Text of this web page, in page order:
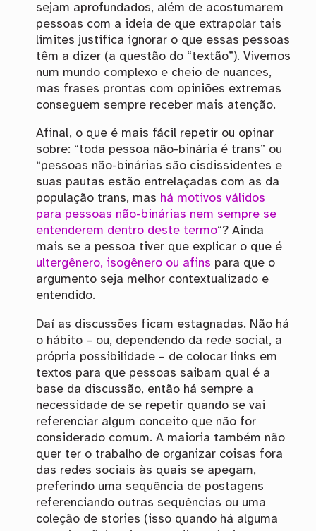
sejam aprofundados, além de acostumarem
pessoas com a ideia de que extrapolar tais
limites justifica ignorar o que essas pessoas
têm a dizer (a questão do “textão”). Vivemos
num mundo complexo e cheio de nuances,
mas frases prontas com opiniões extremas
conseguem sempre receber mais atenção.
Afinal, o que é mais fácil repetir ou opinar
sobre: “toda pessoa não-binária é trans” ou
“pessoas não-binárias são cisdissidentes e
suas pautas estão entrelaçadas com as da
população trans, mas há motivos válidos
para pessoas não-binárias nem sempre se
entenderem dentro deste termo“? Ainda
mais se a pessoa tiver que explicar o que é
ultergênero, isogênero ou afins para que o
argumento seja melhor contextualizado e
entendido.
Daí as discussões ficam estagnadas. Não há
o hábito – ou, dependendo da rede social, a
própria possibilidade – de colocar links em
textos para que pessoas saibam qual é a
base da discussão, então há sempre a
necessidade de se repetir quando se vai
referenciar algum conceito que não for
considerado comum. A maioria também não
quer ter o trabalho de organizar coisas fora
das redes sociais às quais se apegam,
preferindo uma sequência de postagens
referenciando outras sequências ou uma
coleção de stories (isso quando há alguma